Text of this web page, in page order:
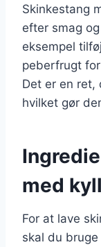
Skinkestang
efter smag
eksempel
peberfrugt
Det er en ret,
hvilket gør
med
For at lave
skal du